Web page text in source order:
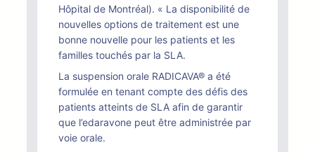
Hôpital de Montréal). « La disponibilité de
nouvelles options de traitement est une
bonne nouvelle pour les patients et les
familles touchés par la SLA.
La suspension orale RADICAVA® a été
formulée en tenant compte des défis des
patients atteints de SLA afin de garantir
que l’edaravone peut être administrée par
voie orale.